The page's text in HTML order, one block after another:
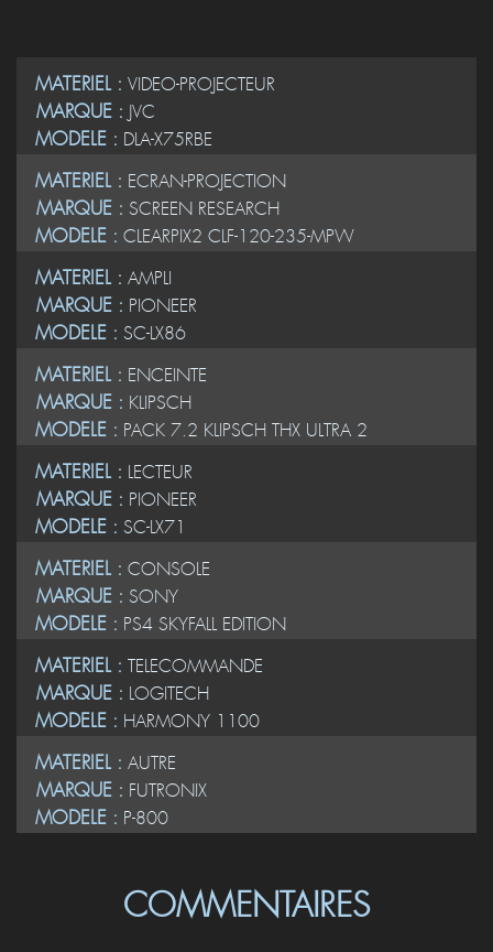
MATERIEL : VIDEO-PROJECTEUR
MARQUE : JVC
MODELE : DLA-X75RBE
MATERIEL : ECRAN-PROJECTION
MARQUE : SCREEN RESEARCH
MODELE : CLEARPIX2 CLF-120-235-MPW
MATERIEL : AMPLI
MARQUE : PIONEER
MODELE : SC-LX86
MATERIEL : ENCEINTE
MARQUE : KLIPSCH
MODELE : PACK 7.2 KLIPSCH THX ULTRA 2
MATERIEL : LECTEUR
MARQUE : PIONEER
MODELE : SC-LX71
MATERIEL : CONSOLE
MARQUE : SONY
MODELE : PS4 SKYFALL EDITION
MATERIEL : TELECOMMANDE
MARQUE : LOGITECH
MODELE : HARMONY 1100
MATERIEL : AUTRE
MARQUE : FUTRONIX
MODELE : P-800
COMMENTAIRES